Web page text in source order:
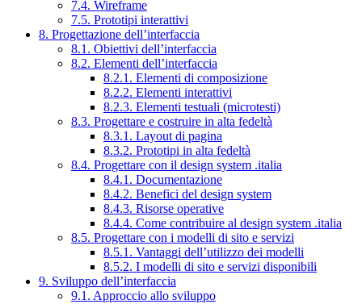
7.4. Wireframe
7.5. Prototipi interattivi
8. Progettazione dell’interfaccia
8.1. Obiettivi dell’interfaccia
8.2. Elementi dell’interfaccia
8.2.1. Elementi di composizione
8.2.2. Elementi interattivi
8.2.3. Elementi testuali (microtesti)
8.3. Progettare e costruire in alta fedeltà
8.3.1. Layout di pagina
8.3.2. Prototipi in alta fedeltà
8.4. Progettare con il design system .italia
8.4.1. Documentazione
8.4.2. Benefici del design system
8.4.3. Risorse operative
8.4.4. Come contribuire al design system .italia
8.5. Progettare con i modelli di sito e servizi
8.5.1. Vantaggi dell’utilizzo dei modelli
8.5.2. I modelli di sito e servizi disponibili
9. Sviluppo dell’interfaccia
9.1. Approccio allo sviluppo